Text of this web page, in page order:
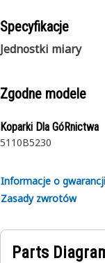
Specyfikacje
Jednostki miary
Zgodne modele
Koparki Dla GóRnictwa
5110B5230
Informacje o gwarancji
Zasady zwrotów
Parts